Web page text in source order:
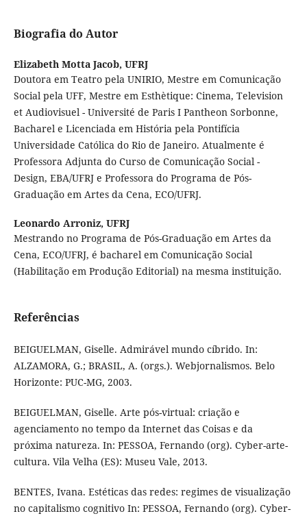
Biografia do Autor
Elizabeth Motta Jacob, UFRJ
Doutora em Teatro pela UNIRIO, Mestre em Comunicação
Social pela UFF, Mestre em Esthètique: Cinema, Television
et Audiovisuel - Université de Paris I Pantheon Sorbonne,
Bacharel e Licenciada em História pela Pontifícia
Universidade Católica do Rio de Janeiro. Atualmente é
Professora Adjunta do Curso de Comunicação Social -
Design, EBA/UFRJ e Professora do Programa de Pós-
Graduação em Artes da Cena, ECO/UFRJ.
Leonardo Arroniz, UFRJ
Mestrando no Programa de Pós-Graduação em Artes da
Cena, ECO/UFRJ, é bacharel em Comunicação Social
(Habilitação em Produção Editorial) na mesma instituição.
Referências
BEIGUELMAN, Giselle. Admirável mundo cíbrido. In:
ALZAMORA, G.; BRASIL, A. (orgs.). Webjornalismos. Belo
Horizonte: PUC-MG, 2003.
BEIGUELMAN, Giselle. Arte pós-virtual: criação e
agenciamento no tempo da Internet das Coisas e da
próxima natureza. In: PESSOA, Fernando (org). Cyber-arte-
cultura. Vila Velha (ES): Museu Vale, 2013.
BENTES, Ivana. Estéticas das redes: regimes de visualização
no capitalismo cognitivo In: PESSOA, Fernando (org). Cyber-